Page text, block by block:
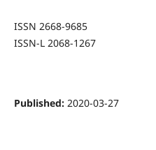
ISSN 2668-9685
ISSN-L 2068-1267
Published: 2020-03-27